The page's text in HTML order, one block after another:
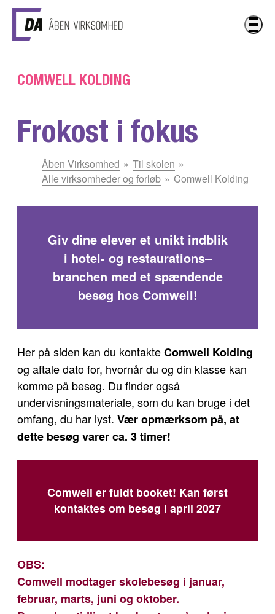
Gå til hovedindhold
COMWELL KOLDING
Frokost i fokus
Åben Virksomhed
Til skolen
Alle virksomheder og forløb
Comwell Kolding
Giv dine elever et unikt indblik
i hotel- og restaurations–
branchen med et spændende
besøg hos Comwell!
Her på siden kan du kontakteComwell Kolding
og aftale dato for, hvornår du og din klasse kan
komme på besøg. Du finder også
undervisningsmateriale, som du kan bruge i det
omfang, du har lyst. Vær opmærksom på, at
dette besøg varer ca. 3 timer!
Comwell er fuldt booket! Kan først
kontaktes om besøg i april 2027
OBS:
Comwell modtager skolebesøg i januar,
februar, marts, juni og oktober.